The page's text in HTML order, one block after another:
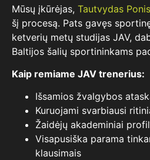
Mūsų įkūrėjas, Tautvydas
šį procesą. Pats gavęs
ketverių metų studijas JAV,
Baltijos šalių sportininkams
Kaip remiame JAV trenerius:
Išsamios žvalgybos
Kuruojami svarbiausi
Žaidėjų akademiniai
Visapusiška parama
klausimais